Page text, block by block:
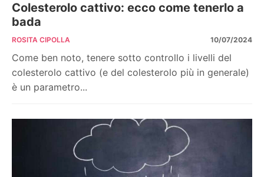
Colesterolo cattivo: ecco come tenerlo a
bada
ROSITA CIPOLLA 10/07/2024
Come ben noto, tenere sotto controllo i livelli del
colesterolo cattivo (e del colesterolo più in generale)
è un parametro...